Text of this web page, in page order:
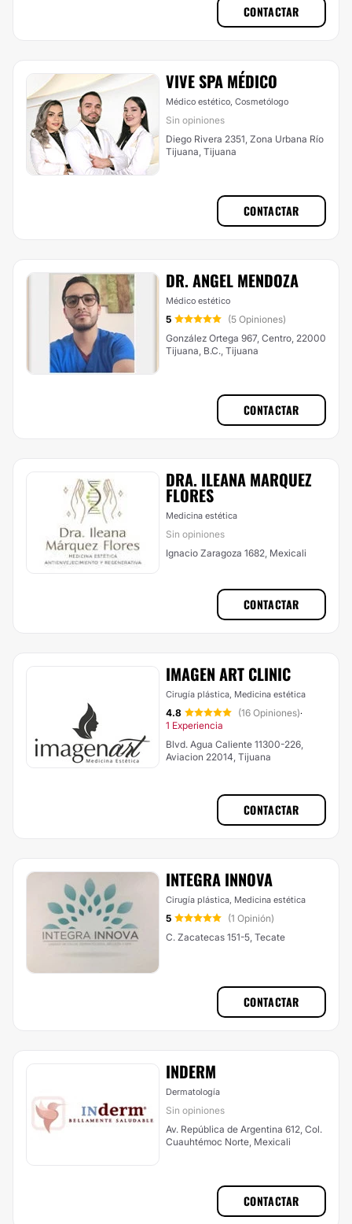
CONTACTAR
VIVE SPA MÉDICO
Médico estético, Cosmetólogo
Sin opiniones
Diego Rivera 2351, Zona Urbana Río
Tijuana, Tijuana
CONTACTAR
DR. ANGEL MENDOZA
Médico estético
5
(5 Opiniones)
González Ortega 967, Centro, 22000
Tijuana, B.C., Tijuana
CONTACTAR
DRA. ILEANA MARQUEZ
FLORES
Medicina estética
Sin opiniones
Ignacio Zaragoza 1682, Mexicali
CONTACTAR
IMAGEN ART CLINIC
Cirugía plástica, Medicina estética
4.8 (16 Opiniones)·
1 Experiencia
Blvd. Agua Caliente 11300-226,
Aviacion 22014, Tijuana
CONTACTAR
INTEGRA INNOVA
Cirugía plástica, Medicina estética
5
(1 Opinión)
C. Zacatecas 151-5, Tecate
CONTACTAR
INDERM
Dermatología
Sin opiniones
Av. República de Argentina 612, Col.
Cuauhtémoc Norte, Mexicali
CONTACTAR